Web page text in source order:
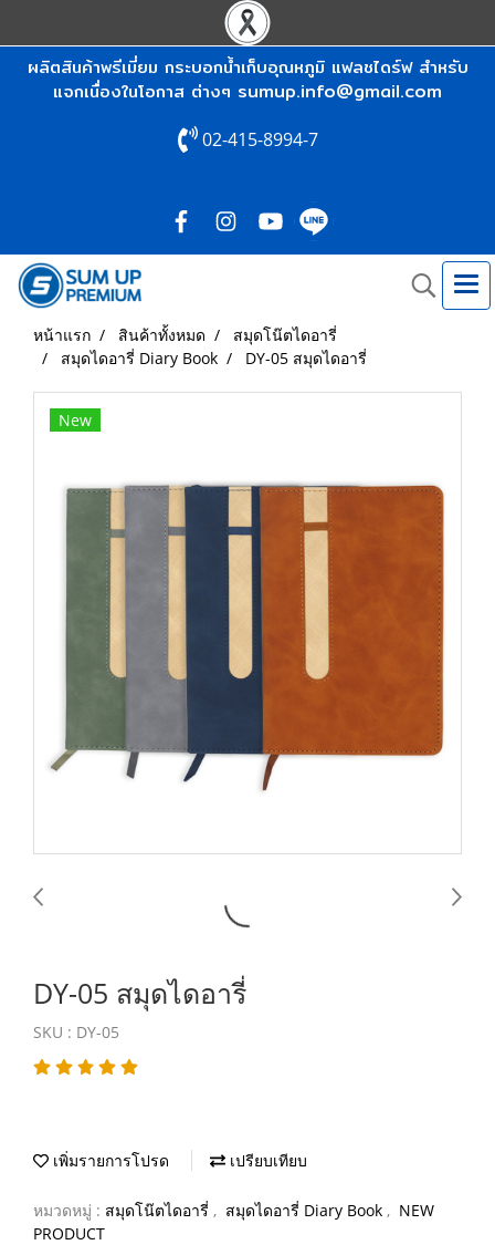
ผลิตสินค้าพรีเมี่ยม กระบอกน้ำเก็บอุณหภูมิ แฟลชไดร์ฟ สำหรับ
แจกเนื่องในโอกาส ต่างๆ sumup.info@gmail.com
02-415-8994-7
หน้าแรก สินค้าทั้งหมด
สมุดโน๊ตไดอารี่
สมุดไดอารี่ Diary Book
DY-05 สมุดไดอารี่
New
DY-05 สมุดไดอารี่
SKU : DY-05
เพิ่มรายการโปรด เปรียบเทียบ
หมวดหมู่ : สมุดโน๊ตไดอารี่ , สมุดไดอารี่ Diary Book , NEW
PRODUCT